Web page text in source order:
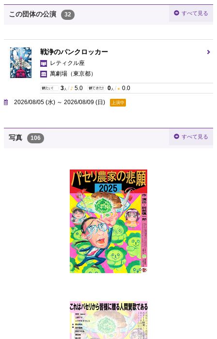
この団体の公演 32 すべて見る
戦浄のパンクロッカー
レティクル座
萬劇場 （東京都）
3 人 / 5.0 0 人 / 0.0
2026/08/05 (水) ～ 2026/08/09 (日) 上演中
写真 106 すべて見る